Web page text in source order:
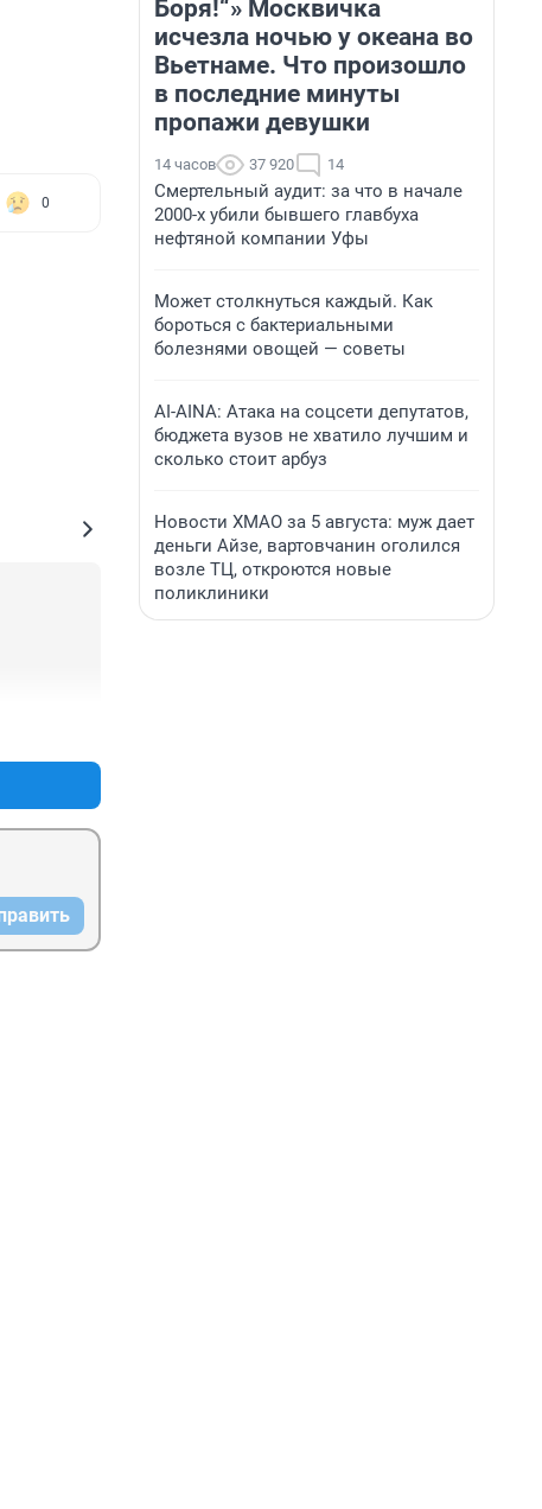
0
Боря!“» Москвичка
исчезла ночью у океана во
Вьетнаме. Что произошло
в последние минуты
пропажи девушки
14 часов 37 920 14
Смертельный аудит: за что в начале
2000-х убили бывшего главбуха
нефтяной компании Уфы
Может столкнуться каждый. Как
бороться с бактериальными
болезнями овощей — советы
AI-AINA: Атака на соцсети депутатов,
бюджета вузов не хватило лучшим и
сколько стоит арбуз
Новости ХМАО за 5 августа: муж дает
деньги Айзе, вартовчанин оголился
возле ТЦ, откроются новые
поликлиники